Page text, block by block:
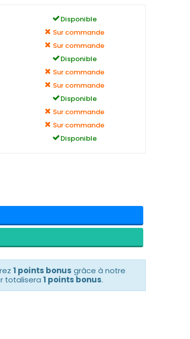
Disponible
Sur commande
Sur commande
Disponible
Sur commande
Sur commande
Disponible
Sur commande
Sur commande
Disponible
1 points bonus grâce à notre
totalisera 1 points bonus.